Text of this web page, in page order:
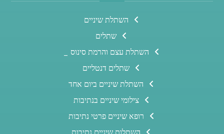
השתלת שיניים
שתלים
השתלת עצם והרמת סינוס _
שתלים דנטליים
השתלת שיניים ביום אחד
צילומי שיניים בנתיבות
רופא שיניים פרטי נתיבות